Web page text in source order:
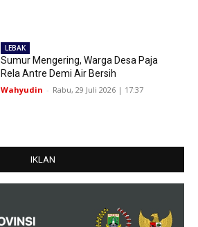
LEBAK
Sumur Mengering, Warga Desa Paja
Rela Antre Demi Air Bersih
Wahyudin - Rabu, 29 Juli 2026 | 17:37
IKLAN